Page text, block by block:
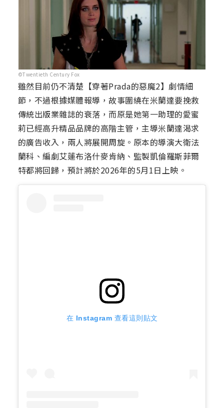
©Twentieth Century Fox
雖然目前仍不清楚【穿著Prada的惡魔2】劇情細
節，不過根據媒體報導，故事圍繞在米蘭達要挽救
傳統出版業雜誌的衰落，而原是她第一助理的愛蜜
莉已經高升精品品牌的高階主管，主導米蘭達渴求
的廣告收入，兩人將展開周旋。原本的導演大衛法
蘭科、編劇艾蓮布洛什麥肯納、監製凱倫羅斯菲爾
特都將回歸，預計將於2026年的5月1日上映。
在 Instagram 查看這則貼文